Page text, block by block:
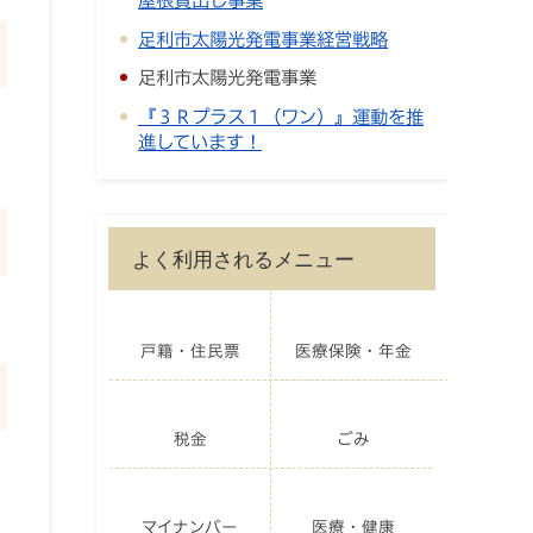
足利市太陽光発電事業経営戦略
足利市太陽光発電事業
『３Ｒプラス１（ワン）』運動を推
進しています！
よく利用されるメニュー
戸籍・住民票 医療保険・年金
税金 ごみ
マイナンバー 医療・健康